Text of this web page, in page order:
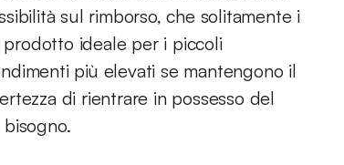
sul rimborso, che solitamente i
ideale per i piccoli
più elevati se mantengono il
di rientrare in possesso del